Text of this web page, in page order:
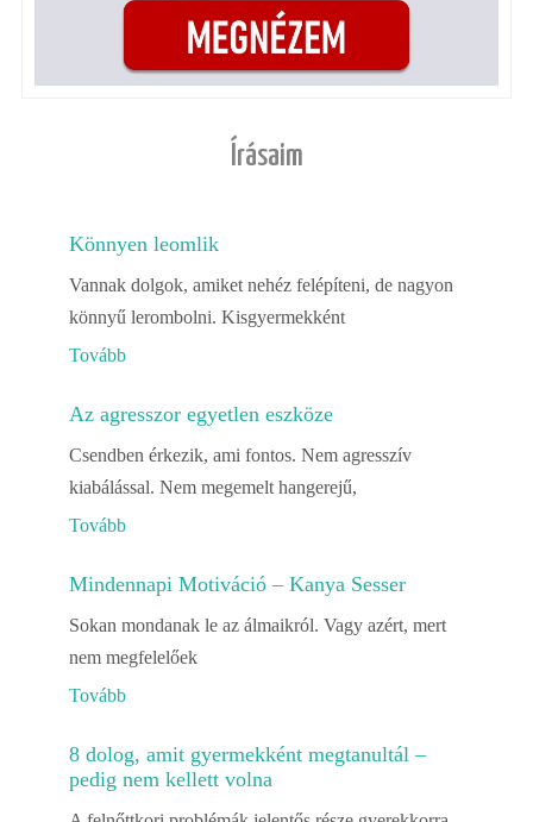
Írásaim
Könnyen leomlik
Vannak dolgok, amiket nehéz felépíteni, de nagyon
könnyű lerombolni. Kisgyermekként
Tovább
Az agresszor egyetlen eszköze
Csendben érkezik, ami fontos. Nem agresszív
kiabálással. Nem megemelt hangerejű,
Tovább
Mindennapi Motiváció – Kanya Sesser
Sokan mondanak le az álmaikról. Vagy azért, mert
nem megfelelőek
Tovább
8 dolog, amit gyermekként megtanultál –
pedig nem kellett volna